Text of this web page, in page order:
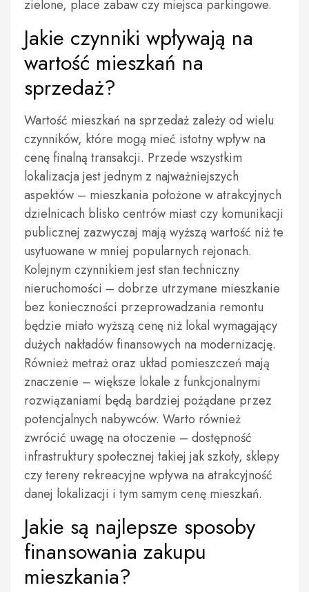
zielone, place zabaw czy miejsca parkingowe.
Jakie czynniki wpływają na
wartość mieszkań na
sprzedaż?
Wartość mieszkań na sprzedaż zależy od wielu
czynników, które mogą mieć istotny wpływ na
cenę finalną transakcji. Przede wszystkim
lokalizacja jest jednym z najważniejszych
aspektów – mieszkania położone w atrakcyjnych
dzielnicach blisko centrów miast czy komunikacji
publicznej zazwyczaj mają wyższą wartość niż te
usytuowane w mniej popularnych rejonach.
Kolejnym czynnikiem jest stan techniczny
nieruchomości – dobrze utrzymane mieszkanie
bez konieczności przeprowadzania remontu
będzie miało wyższą cenę niż lokal wymagający
dużych nakładów finansowych na modernizację.
Również metraż oraz układ pomieszczeń mają
znaczenie – większe lokale z funkcjonalnymi
rozwiązaniami będą bardziej pożądane przez
potencjalnych nabywców. Warto również
zwrócić uwagę na otoczenie – dostępność
infrastruktury społecznej takiej jak szkoły, sklepy
czy tereny rekreacyjne wpływa na atrakcyjność
danej lokalizacji i tym samym cenę mieszkań.
Jakie są najlepsze sposoby
finansowania zakupu
mieszkania?